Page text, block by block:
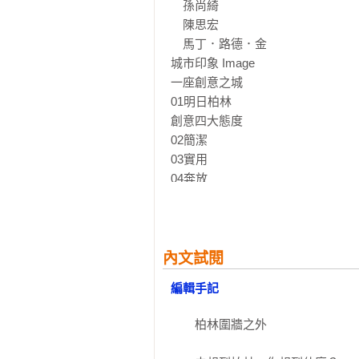
孫尚綺
陳思宏
馬丁．路德．金
城市印象 Image
一座創意之城
01明日柏林
創意四大態度
02簡潔
03實用
04奔放
07勇於實驗從本質改變
六個城市小幽默
10狂人紀念碑
內文試閱
編輯手記
柏林圍牆之外